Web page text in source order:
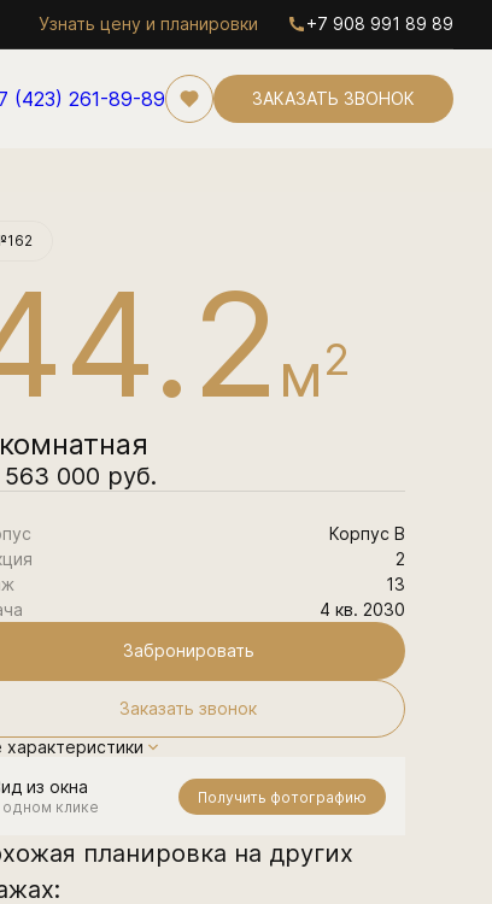
Узнать цену и планировки +7 908 991 89 89
(423) 261-89-89 ЗАКАЗАТЬ ЗВОНОК
м2
563 000 руб.
Корпус В
2
13
4 кв. 2030
Забронировать
Заказать звонок
характеристики
из окна
одном клике
Получить фотографию
планировка на других